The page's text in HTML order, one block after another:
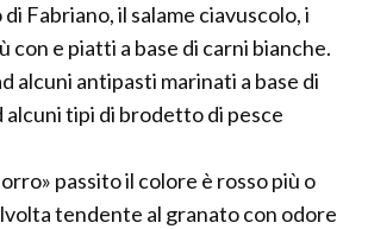
Fabriano, il salame ciavuscolo, i
con e piatti a base di carni bianche.
alcuni antipasti marinati a base di
alcuni tipi di brodetto di pesce
passito il colore è rosso più o
tendente al granato con odore